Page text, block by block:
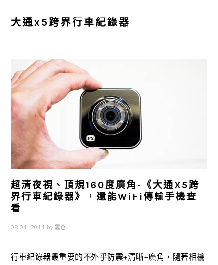
大通x5跨界行車紀錄器
超清夜視、頂規160度廣角-《大通X5跨
界行車紀錄器》，還能WiFi傳輸手機查
看
08 04, 2014 by 雲爸
行車紀錄器最重要的不外乎防震+清晰+廣角，隨著相機